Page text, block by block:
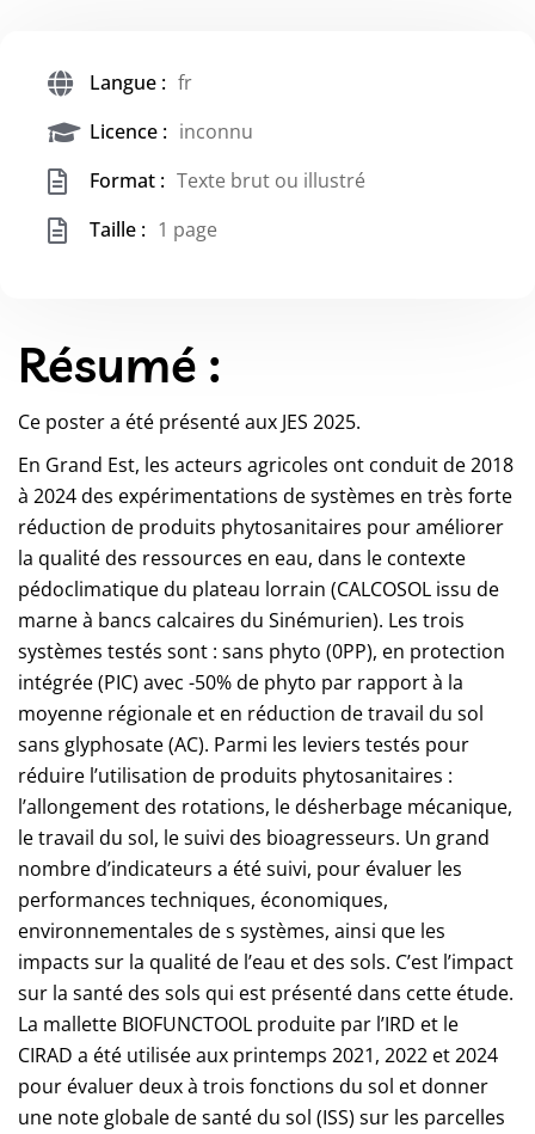
Langue : fr
Licence : inconnu
Format : Texte brut ou illustré
Taille : 1 page
Résumé :
Ce poster a été présenté aux JES 2025.
En Grand Est, les acteurs agricoles ont conduit de 2018
à 2024 des expérimentations de systèmes en très forte
réduction de produits phytosanitaires pour améliorer
la qualité des ressources en eau, dans le contexte
pédoclimatique du plateau lorrain (CALCOSOL issu de
marne à bancs calcaires du Sinémurien). Les trois
systèmes testés sont : sans phyto (0PP), en protection
intégrée (PIC) avec -50% de phyto par rapport à la
moyenne régionale et en réduction de travail du sol
sans glyphosate (AC). Parmi les leviers testés pour
réduire l’utilisation de produits phytosanitaires :
l’allongement des rotations, le désherbage mécanique,
le travail du sol, le suivi des bioagresseurs. Un grand
nombre d’indicateurs a été suivi, pour évaluer les
performances techniques, économiques,
environnementales de s systèmes, ainsi que les
impacts sur la qualité de l’eau et des sols. C’est l’impact
sur la santé des sols qui est présenté dans cette étude.
La mallette BIOFUNCTOOL produite par l’IRD et le
CIRAD a été utilisée aux printemps 2021, 2022 et 2024
pour évaluer deux à trois fonctions du sol et donner
une note globale de santé du sol (ISS) sur les parcelles